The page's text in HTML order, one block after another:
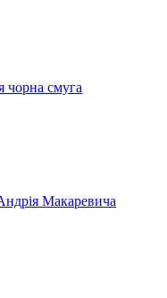
чорна смуга
Макаревича